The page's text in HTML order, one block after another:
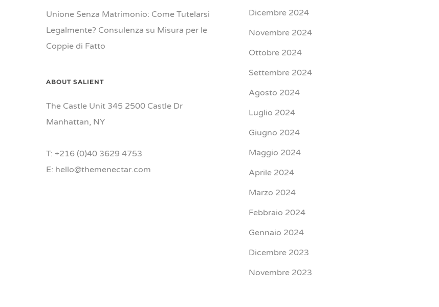
Unione Senza Matrimonio: Come Tutelarsi
Legalmente? Consulenza su Misura per le
Coppie di Fatto
ABOUT SALIENT
The Castle Unit 345 2500 Castle Dr
Manhattan, NY
T: +216 (0)40 3629 4753
E: hello@themenectar.com
Dicembre 2024
Novembre 2024
Ottobre 2024
Settembre 2024
Agosto 2024
Luglio 2024
Giugno 2024
Maggio 2024
Aprile 2024
Marzo 2024
Febbraio 2024
Gennaio 2024
Dicembre 2023
Novembre 2023